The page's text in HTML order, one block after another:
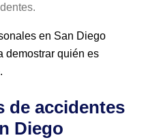
en San Diego
demostrar quién es
de accidentes
Diego